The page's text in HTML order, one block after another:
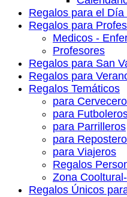
Regalos para el Día
Regalos para
Medicos -
Profesores
Regalos para San
Regalos para
Regalos Temáticos
para
para
para Parrilleros
para
para Viajeros
Regalos
Zona
Regalos Únicos